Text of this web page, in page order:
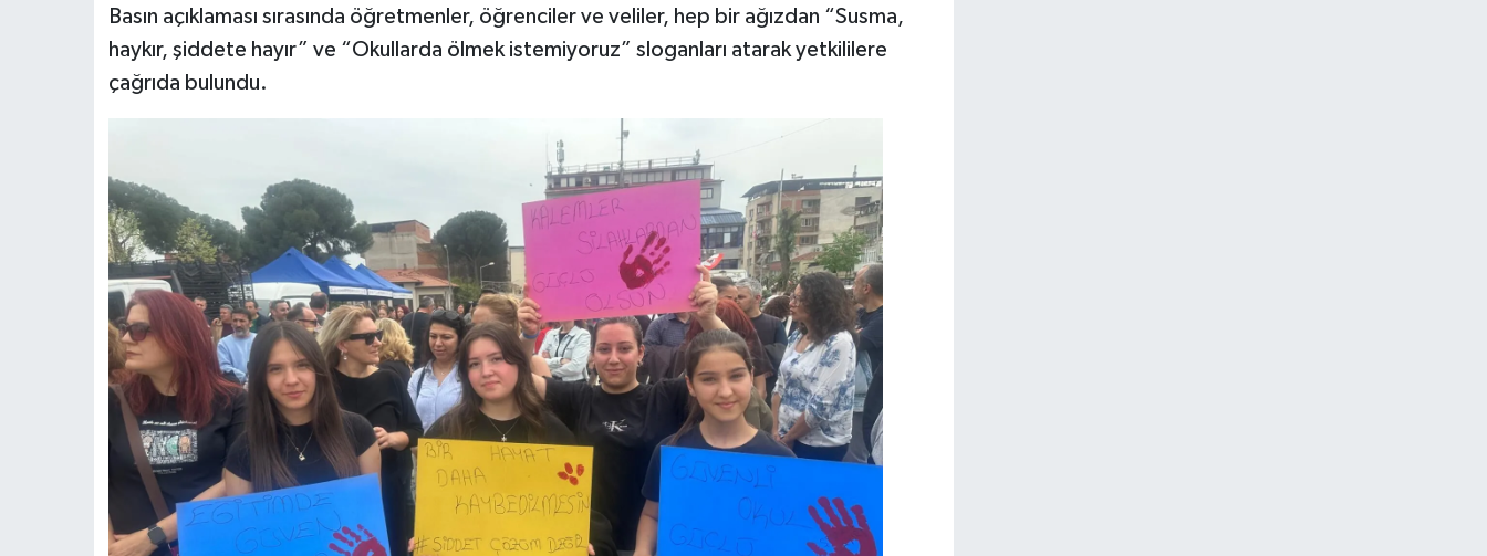
Basın açıklaması sırasında öğretmenler, öğrenciler ve veliler, hep bir ağızdan “Susma,
haykır, şiddete hayır” ve “Okullarda ölmek istemiyoruz” sloganları atarak yetkililere
çağrıda bulundu.